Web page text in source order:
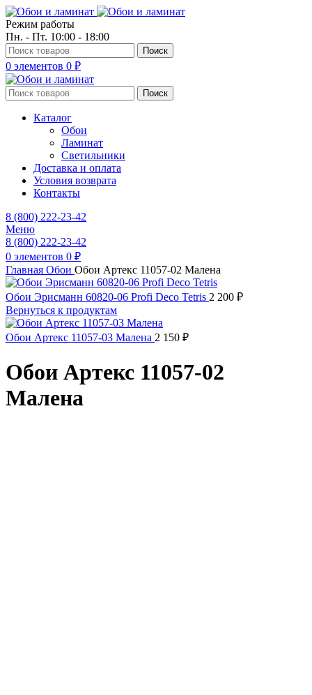
Режим работы
Пн. - Пт. 10:00 - 18:00
Поиск
0 элементов 0 ₽
Поиск
Каталог
Обои
Ламинат
Светильники
Доставка и оплата
Условия возврата
Контакты
8 (800) 222-23-42
Меню
8 (800) 222-23-42
0 элементов 0 ₽
Главная Обои Обои Артекс 11057-02 Малена
Обои Эрисманн 60820-06 Profi Deco Tetris 2 200 ₽
Вернуться к продуктам
Обои Артекс 11057-03 Малена 2 150 ₽
Обои Артекс 11057-02
Малена